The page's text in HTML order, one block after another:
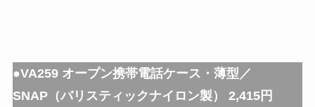
●VA259 オープン携帯電話ケース・薄型／
SNAP（バリスティックナイロン製） 2,415円